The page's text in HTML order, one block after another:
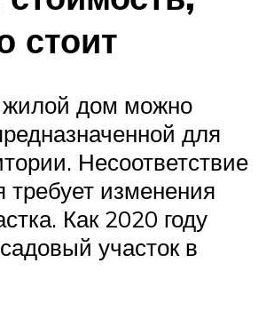
стоит
жилой дом можно
для
Несоответствие
требует изменения
Как 2020 году
участок в